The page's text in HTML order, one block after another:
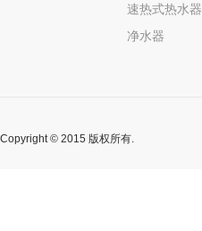
速热式热水器
净水器
Copyright © 2015 版权所有.